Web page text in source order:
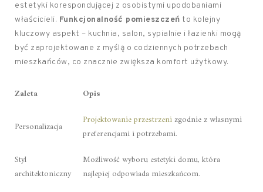
estetyki korespondującej z osobistymi upodobaniami
właścicieli. Funkcjonalność pomieszczeń to kolejny
kluczowy aspekt – kuchnia, salon, sypialnie i łazienki mogą
być zaprojektowane z myślą o codziennych potrzebach
mieszkańców, co znacznie zwiększa komfort użytkowy.
Zaleta Opis
Personalizacja Projektowanie przestrzenizgodnie z własnymi
preferencjami i potrzebami.
Styl
architektoniczny
Możliwość wyboru estetyki domu, która
najlepiej odpowiada mieszkańcom.